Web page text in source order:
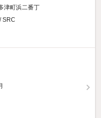
津町浜二番丁
SRC